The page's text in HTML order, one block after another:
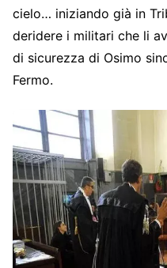
cielo… iniziando già in
deridere i militari che li
di sicurezza di Osimo
Fermo.